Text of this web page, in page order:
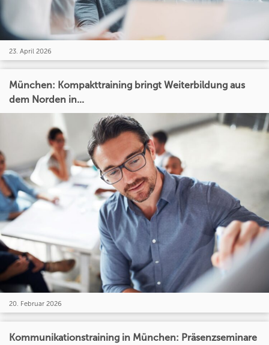
23. April 2026
München: Kompakttraining bringt Weiterbildung aus
dem Norden in...
20. Februar 2026
Kommunikationstraining in München: Präsenzseminare